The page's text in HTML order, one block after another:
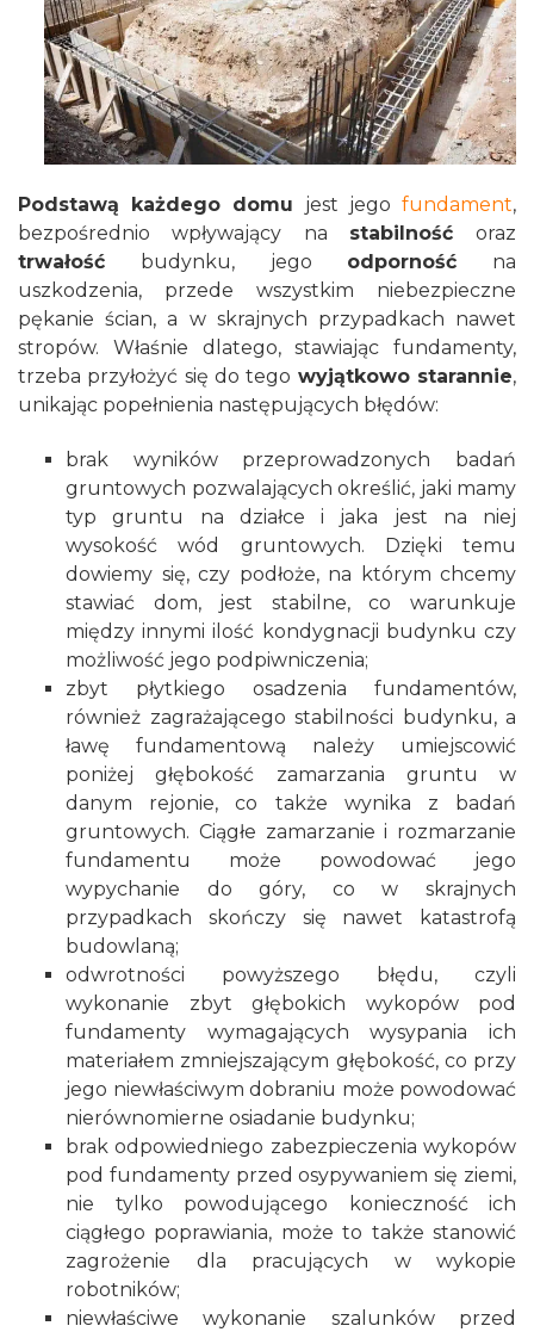
Podstawą każdego domu jest jegofundament,
bezpośrednio wpływający na stabilność oraz
trwałość budynku, jego odporność na
uszkodzenia, przede wszystkim niebezpieczne
pękanie ścian, a w skrajnych przypadkach nawet
stropów. Właśnie dlatego, stawiając fundamenty,
trzeba przyłożyć się do tego wyjątkowo starannie,
unikając popełnienia następujących błędów:
brak wyników przeprowadzonych badań
gruntowych pozwalających określić, jaki mamy
typ gruntu na działce i jaka jest na niej
wysokość wód gruntowych. Dzięki temu
dowiemy się, czy podłoże, na którym chcemy
stawiać dom, jest stabilne, co warunkuje
między innymi ilość kondygnacji budynku czy
możliwość jego podpiwniczenia;
zbyt płytkiego osadzenia fundamentów,
również zagrażającego stabilności budynku, a
ławę fundamentową należy umiejscowić
poniżej głębokość zamarzania gruntu w
danym rejonie, co także wynika z badań
gruntowych. Ciągłe zamarzanie i rozmarzanie
fundamentu może powodować jego
wypychanie do góry, co w skrajnych
przypadkach skończy się nawet katastrofą
budowlaną;
odwrotności powyższego błędu, czyli
wykonanie zbyt głębokich wykopów pod
fundamenty wymagających wysypania ich
materiałem zmniejszającym głębokość, co przy
jego niewłaściwym dobraniu może powodować
nierównomierne osiadanie budynku;
brak odpowiedniego zabezpieczenia wykopów
pod fundamenty przed osypywaniem się ziemi,
nie tylko powodującego konieczność ich
ciągłego poprawiania, może to także stanowić
zagrożenie dla pracujących w wykopie
robotników;
niewłaściwe wykonanie szalunków przed